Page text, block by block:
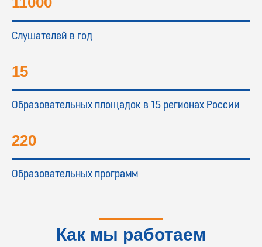
Слушателей в год
15
Образовательных площадок в 15 регионах России
220
Образовательных программ
Как мы работаем